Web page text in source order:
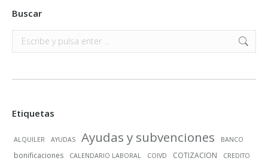
Buscar
Buscar:
Etiquetas
ALQUILER AYUDAS Ayudas y subvenciones BANCO
bonificaciones CALENDARIO LABORAL COIVD COTIZACION CREDITO